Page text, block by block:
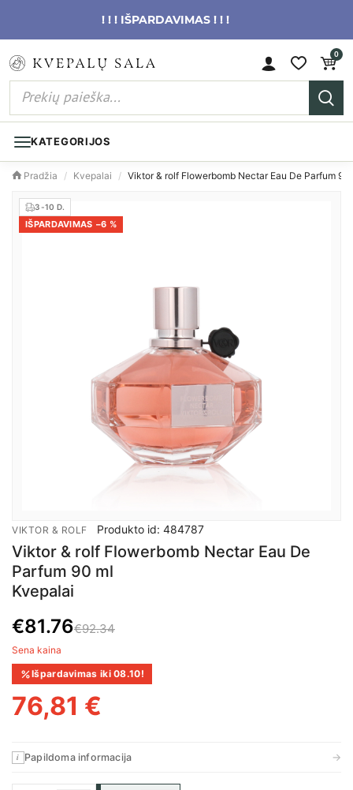
! ! ! IŠPARDAVIMAS ! ! !
0
KATEGORIJOS
Pradžia / Kvepalai / Viktor & rolf Flowerbomb Nectar Eau De Parfum 90
3-10 D.
IŠPARDAVIMAS −6 %
VIKTOR & ROLF Produkto id: 484787
Viktor & rolf Flowerbomb Nectar Eau De
Parfum 90 ml
Kvepalai
€81.76€92.34
Sena kaina
Išpardavimas iki 08.10!
76,81 €
i Papildoma informacija →